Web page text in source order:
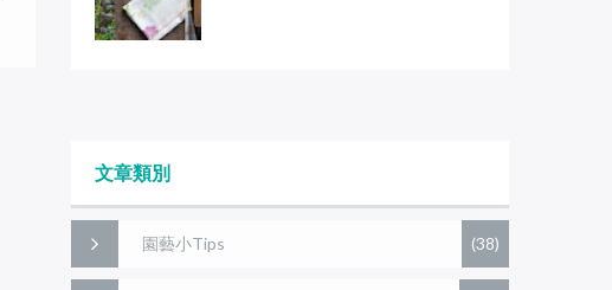
文章類別
園藝小Tips (38)